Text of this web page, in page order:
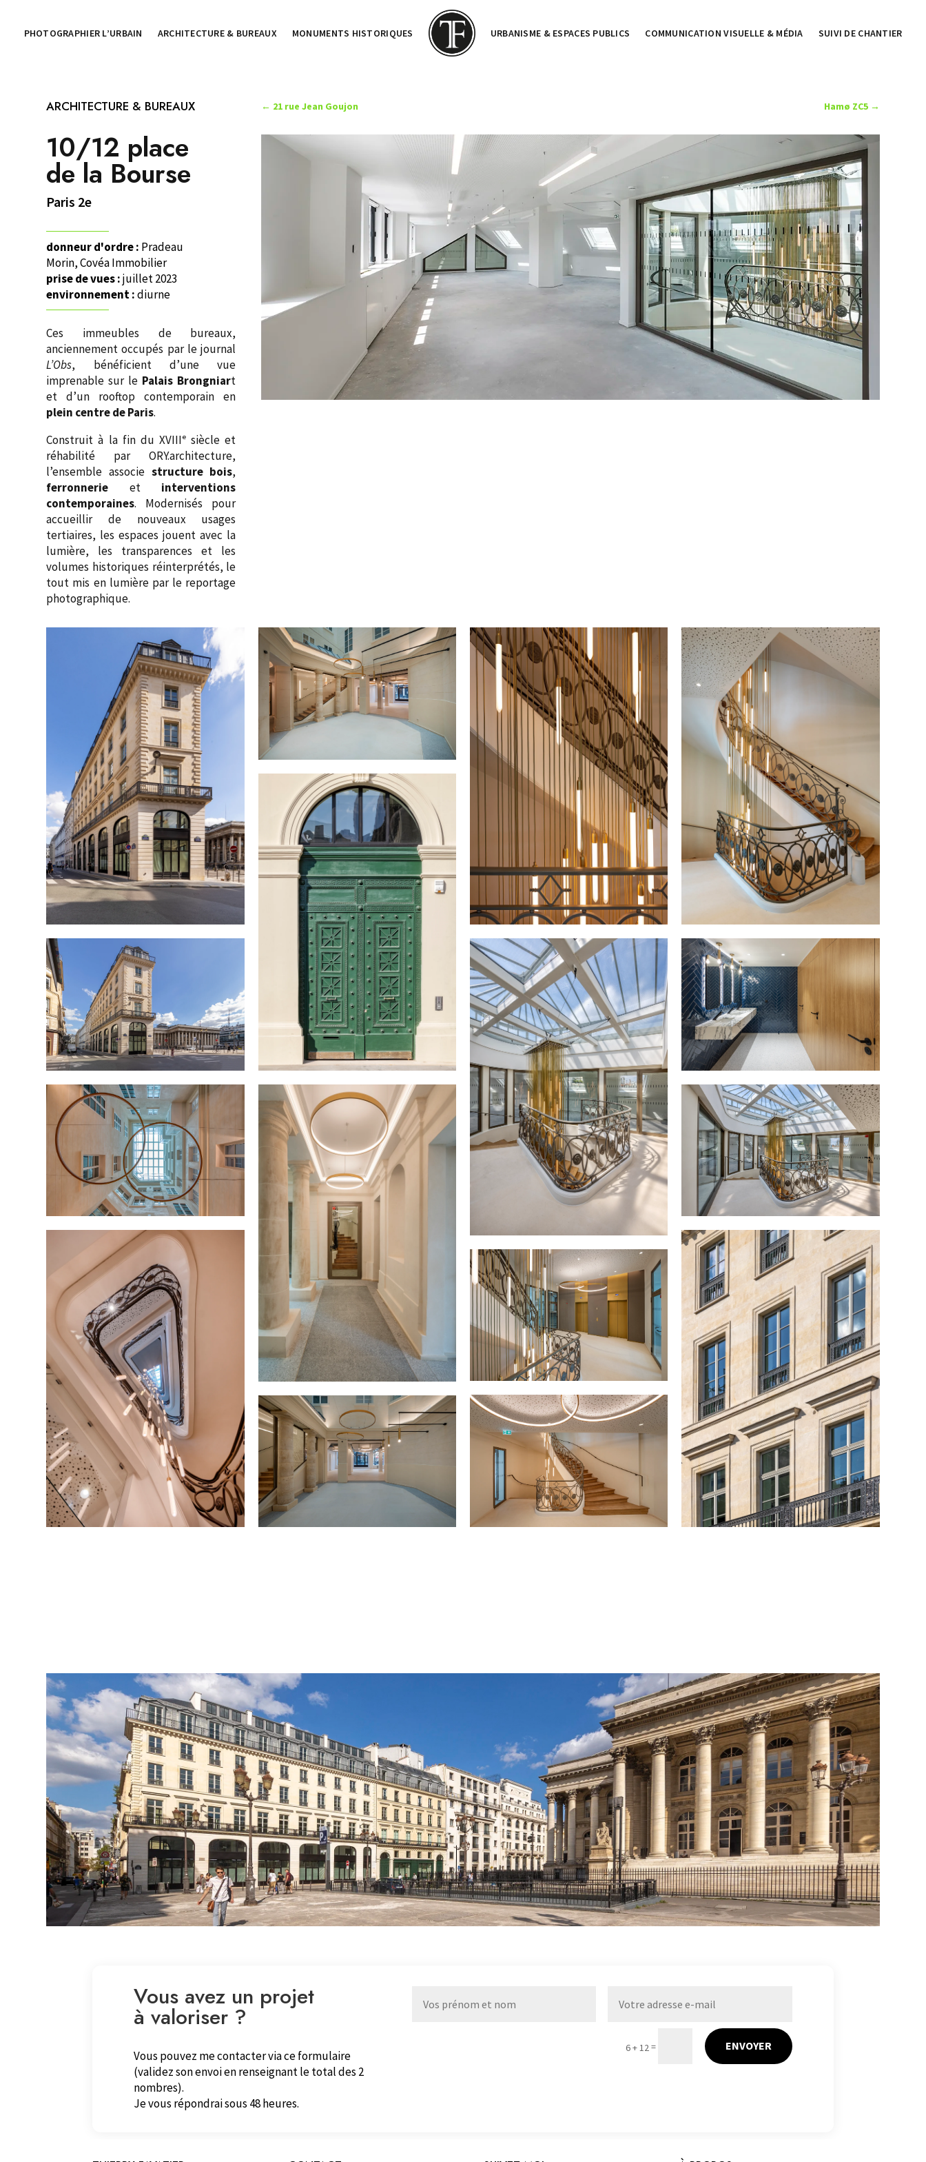
PHOTOGRAPHIER L’URBAIN ARCHITECTURE & BUREAUX MONUMENTS HISTORIQUES URBANISME & ESPACES PUBLICS COMMUNICATION VISUELLE & MÉDIA SUIVI DE CHANTIER
ARCHITECTURE & BUREAUX ← 21 rue Jean Goujon Hamø ZC5→
10/12 place
de la Bourse
Paris 2e
donneur d'ordre : Pradeau
Morin, Covéa Immobilier
prise de vues :juillet 2023
environnement :diurne
Ces immeubles de bureaux,
anciennement occupés par le journal
L’Obs, bénéficient d’une vue
imprenable sur le Palais Brongniart
et d’un rooftop contemporain en
plein centre de Paris.
Construit à la fin du XVIIIᵉ siècle et
réhabilité par ORY.architecture,
l’ensemble associe structure bois,
ferronnerie et interventions
contemporaines. Modernisés pour
accueillir de nouveaux usages
tertiaires, les espaces jouent avec la
lumière, les transparences et les
volumes historiques réinterprétés, le
tout mis en lumière par le reportage
photographique.
Vous avez un projet
à valoriser ?
Vous pouvez me contacter via ce formulaire
(validez son envoi en renseignant le total des 2
nombres).
Je vous répondrai sous 48 heures.
6 + 12= ENVOYER